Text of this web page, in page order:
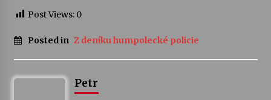
23. 7. 2026
Post Views: 0
Posted in Z deníku humpolecké policie
Petr